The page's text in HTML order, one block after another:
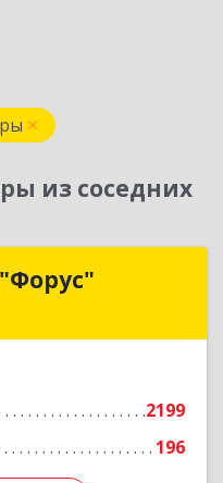
из соседних
2199
196
"Форус"
Подробнее